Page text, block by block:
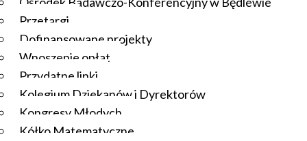
Przetargi
Dofinansowane projekty
Wnoszenie opłat
Przydatne linki
Kolegium Dziekanów i Dyrektorów
Kongresy Młodych
Kółko Matematyczne